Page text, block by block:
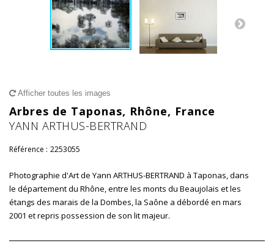
Afficher toutes les images
Arbres de Taponas, Rhône, France
YANN ARTHUS-BERTRAND
Référence : 2253055
Photographie d'Art de Yann ARTHUS-BERTRAND à Taponas, dans
le département du Rhône, entre les monts du Beaujolais et les
étangs des marais de la Dombes, la Saône a débordé en mars
2001 et repris possession de son lit majeur.